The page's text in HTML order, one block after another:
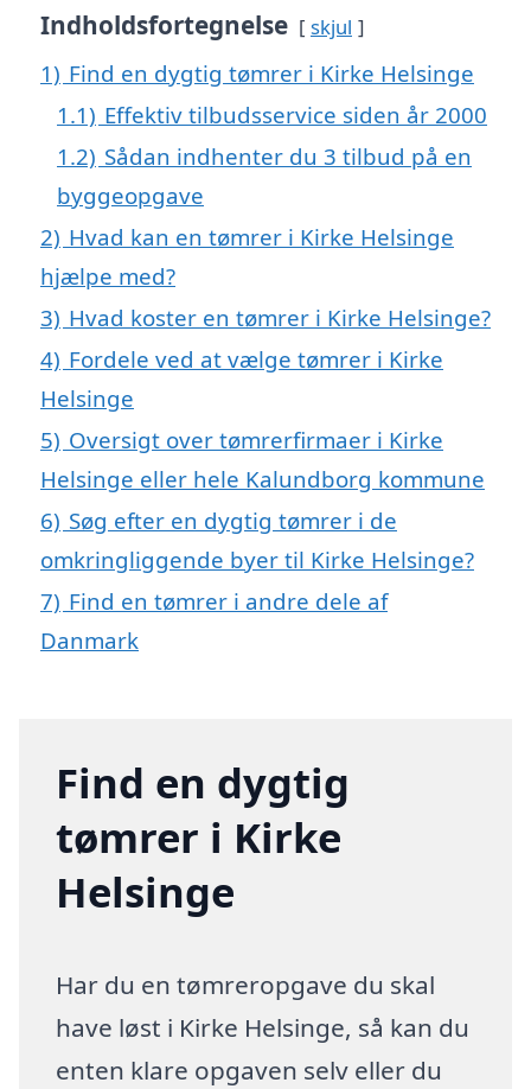
Indholdsfortegnelse skjul
1) Find en dygtig tømrer i Kirke Helsinge
1.1) Effektiv tilbudsservice siden år 2000
1.2) Sådan indhenter du 3 tilbud på en
byggeopgave
2) Hvad kan en tømrer i Kirke Helsinge
hjælpe med?
3) Hvad koster en tømrer i Kirke Helsinge?
4) Fordele ved at vælge tømrer i Kirke
Helsinge
5) Oversigt over tømrerfirmaer i Kirke
Helsinge eller hele Kalundborg kommune
6) Søg efter en dygtig tømrer i de
omkringliggende byer til Kirke Helsinge?
7) Find en tømrer i andre dele af
Danmark
Find en dygtig
tømrer i Kirke
Helsinge
Har du en tømreropgave du skal
have løst i Kirke Helsinge, så kan du
enten klare opgaven selv eller du